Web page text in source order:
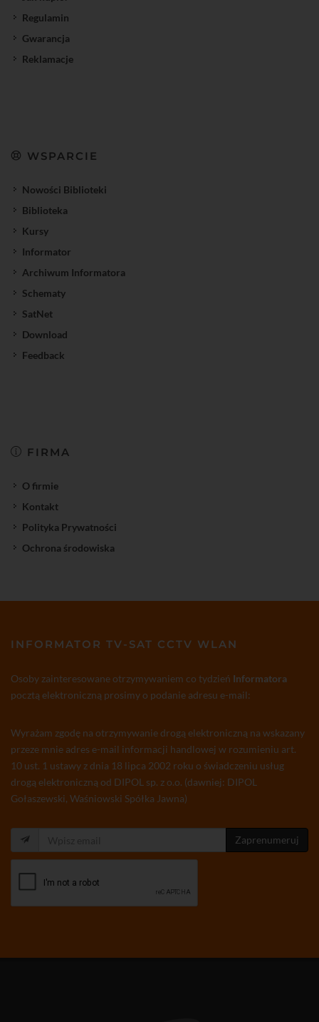
Regulamin
Gwarancja
Reklamacje
WSPARCIE
Nowości Biblioteki
Biblioteka
Kursy
Informator
Archiwum Informatora
Schematy
SatNet
Download
Feedback
FIRMA
O firmie
Kontakt
Polityka Prywatności
Ochrona środowiska
INFORMATOR TV-SAT CCTV WLAN
Osoby zainteresowane otrzymywaniem co tydzień Informatora
pocztą elektroniczną prosimy o podanie adresu e-mail:
Wyrażam zgodę na otrzymywanie drogą elektroniczną na wskazany
przeze mnie adres e-mail informacji handlowej w rozumieniu art.
10 ust. 1 ustawy z dnia 18 lipca 2002 roku o świadczeniu usług
drogą elektroniczną od DIPOL sp. z o.o. (dawniej: DIPOL
Gołaszewski, Waśniowski Spółka Jawna)
Zaprenumeruj